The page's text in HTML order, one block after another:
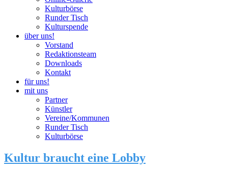
Kulturbörse
Runder Tisch
Kulturspende
über uns!
Vorstand
Redaktionsteam
Downloads
Kontakt
für uns!
mit uns
Partner
Künstler
Vereine/Kommunen
Runder Tisch
Kulturbörse
Kultur braucht eine Lobby